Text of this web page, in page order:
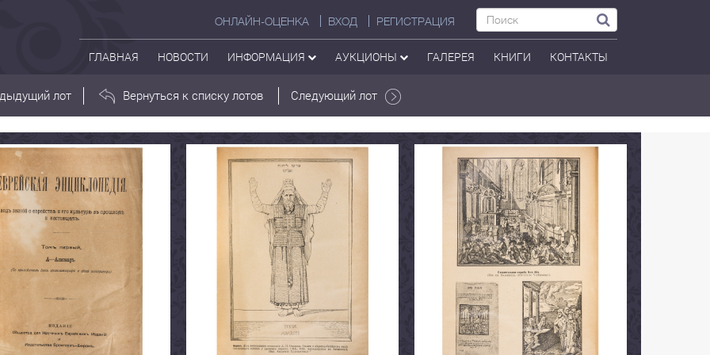
ОНЛАЙН-ОЦЕНКА ВХОД РЕГИСТРАЦИЯ
ГЛАВНАЯ НОВОСТИ ИНФОРМАЦИЯ АУКЦИОНЫ ГАЛЕРЕЯ КНИГИ КОНТАКТЫ
лот Вернуться к списку лотов Следующий лот